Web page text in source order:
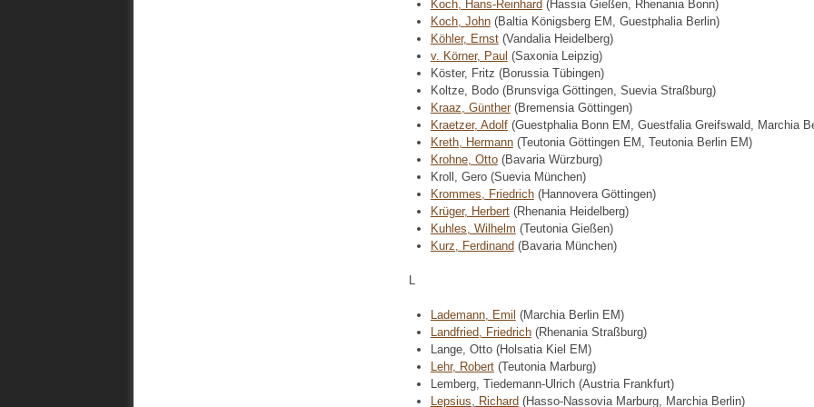
Koch, Hans-Reinhard(Hassia Gießen, Rhenania Bonn)
Koch, John(Baltia Königsberg EM, Guestphalia Berlin)
Köhler, Ernst(Vandalia Heidelberg)
v. Körner, Paul (Saxonia Leipzig)
Köster, Fritz (Borussia Tübingen)
Koltze, Bodo (Brunsviga Göttingen, Suevia Straßburg)
Kraaz, Günther(Bremensia Göttingen)
Kraetzer, Adolf(Guestphalia Bonn EM, Guestfalia Greifswald, Marchia
Kreth, Hermann(Teutonia Göttingen EM, Teutonia Berlin EM)
Krohne, Otto(Bavaria Würzburg)
Kroll, Gero (Suevia München)
Krommes, Friedrich(Hannovera Göttingen)
Krüger, Herbert(Rhenania Heidelberg)
Kuhles, Wilhelm (Teutonia Gießen)
Kurz, Ferdinand(Bavaria München)
L
Lademann, Emil (Marchia Berlin EM)
Landfried, Friedrich(Rhenania Straßburg)
Lange, Otto (Holsatia Kiel EM)
Lehr, Robert(Teutonia Marburg)
Lemberg, Tiedemann-Ulrich (Austria Frankfurt)
Lepsius, Richard (Hasso-Nassovia Marburg, Marchia Berlin)